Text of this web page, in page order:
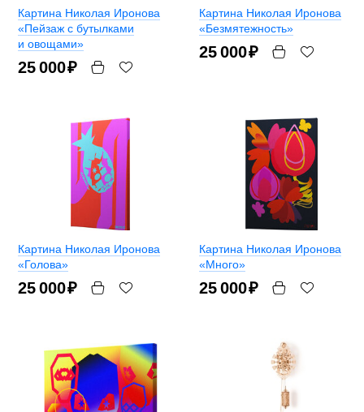
Картина Николая Иронова
«Пейзаж с бутылками
и овощами»
25 000₽
Картина Николая Иронова
«Безмятежность»
25 000₽
Картина Николая Иронова
«Голова»
25 000₽
Картина Николая Иронова
«Много»
25 000₽